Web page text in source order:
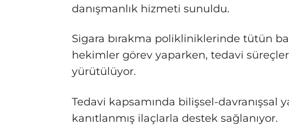
danışmanlık hizmeti sunuldu.
Sigara bırakma polikliniklerinde tütün
hekimler görev yaparken, tedavi
yürütülüyor.
Tedavi kapsamında bilişsel-davranışsal
kanıtlanmış ilaçlarla destek sağlanıyor.